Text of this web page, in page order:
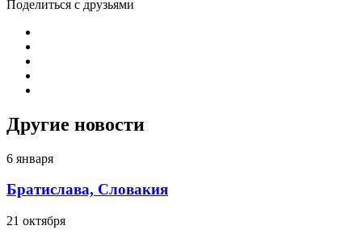
Поделиться с друзьями
Другие новости
6 января
Братислава, Словакия
21 октября